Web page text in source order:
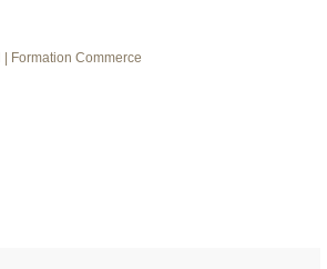
| Formation Commerce